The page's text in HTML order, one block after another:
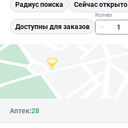
Радиус поиска Сейчас открыто
Доступны для заказов
Кол-во
Аптек:28